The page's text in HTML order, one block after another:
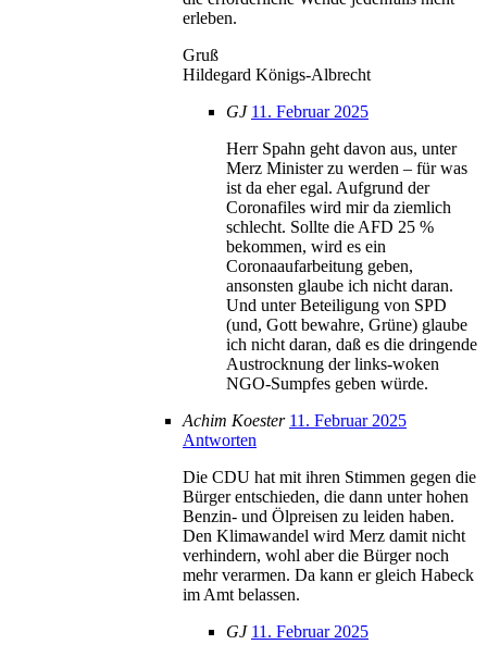
erleben.
Gruß
Hildegard Königs-Albrecht
GJ 11. Februar 2025
Herr Spahn geht davon aus, unter
Merz Minister zu werden – für was
ist da eher egal. Aufgrund der
Coronafiles wird mir da ziemlich
schlecht. Sollte die AFD 25 %
bekommen, wird es ein
Coronaaufarbeitung geben,
ansonsten glaube ich nicht daran.
Und unter Beteiligung von SPD
(und, Gott bewahre, Grüne) glaube
ich nicht daran, daß es die dringende
Austrocknung der links-woken
NGO-Sumpfes geben würde.
Achim Koester 11. Februar 2025
Antworten
Die CDU hat mit ihren Stimmen gegen die
Bürger entschieden, die dann unter hohen
Benzin- und Ölpreisen zu leiden haben.
Den Klimawandel wird Merz damit nicht
verhindern, wohl aber die Bürger noch
mehr verarmen. Da kann er gleich Habeck
im Amt belassen.
GJ 11. Februar 2025